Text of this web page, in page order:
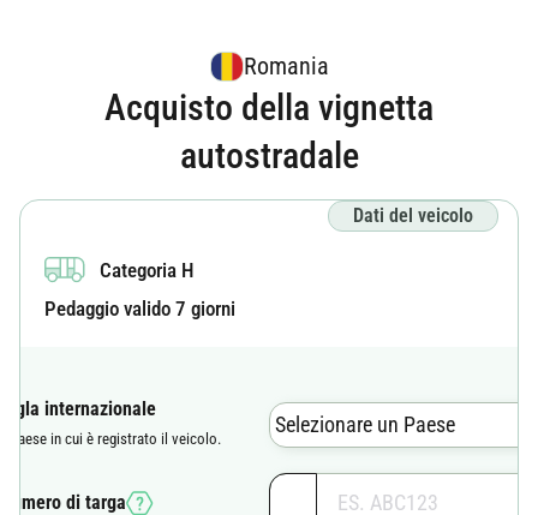
Romania
Acquisto della vignetta
autostradale
Dati del veicolo
Categoria H
Pedaggio valido 7 giorni
Sigla internazionale
Il paese in cui è registrato il veicolo.
Selezionare un Paese
Numero di targa